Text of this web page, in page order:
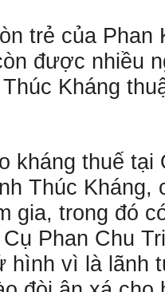
trẻ của Phan
được nhiều
Kháng
kháng thuế tại
Thúc Kháng,
gia, trong đó
Phan Chu
hình vì là lãnh